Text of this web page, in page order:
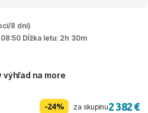
8 dní)
Dĺžka letu: 2h 30m
výhľad na more
-24% za skupinu2 382 €